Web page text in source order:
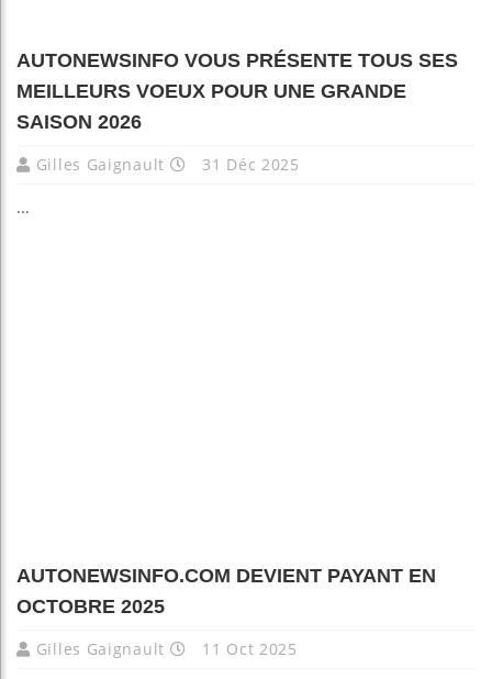
AUTONEWSINFO VOUS PRÉSENTE TOUS SES
MEILLEURS VOEUX POUR UNE GRANDE
SAISON 2026
Gilles Gaignault 31 Déc 2025
...
AUTONEWSINFO.COM DEVIENT PAYANT EN
OCTOBRE 2025
Gilles Gaignault 11 Oct 2025